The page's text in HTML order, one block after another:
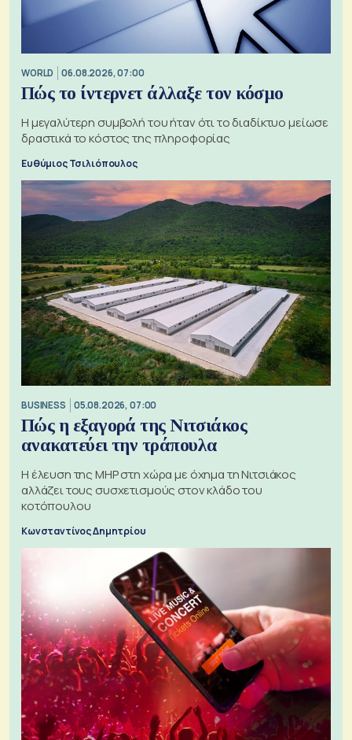
WORLD 06.08.2026, 07:00
Πώς το ίντερνετ άλλαξε τον κόσμο
Η μεγαλύτερη συμβολή του ήταν ότι το διαδίκτυο μείωσε
δραστικά το κόστος της πληροφορίας
Ευθύμιος Τσιλιόπουλος
BUSINESS 05.08.2026, 07:00
Πώς η εξαγορά της Νιτσιάκος
ανακατεύει την τράπουλα
H έλευση της MHP στη χώρα με όχημα τη Νιτσιάκος
αλλάζει τους συσχετισμούς στον κλάδο του
κοτόπουλου
Κωνσταντίνος Δημητρίου